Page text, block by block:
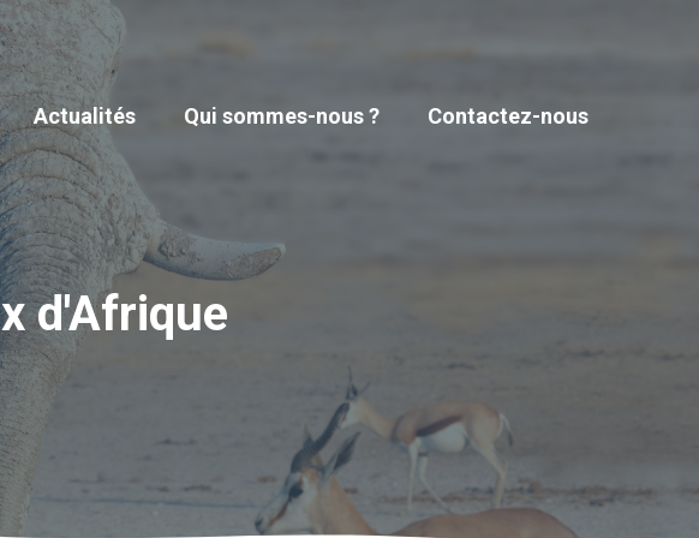
Actualités
Qui sommes-nous ? Contactez-nous
d'Afrique